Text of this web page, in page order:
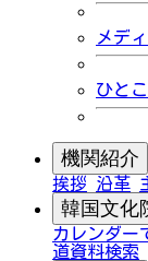
メデ
ひと
機関紹介
挨拶 沿革
韓国文化
カレンダー
道資料検索